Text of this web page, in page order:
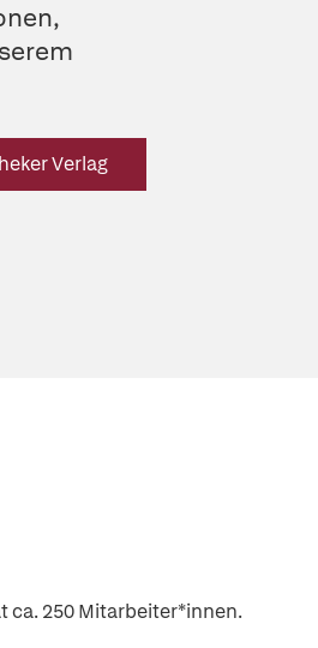
Verlag
ca. 250 Mitarbeiter*innen.